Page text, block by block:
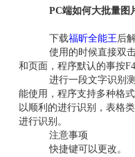
PC端如何大批量图
下载福昕全能王后
使用的时候直接双击打
和页面，程序默认的事按
进行一段文字识别测
能使用，程序支持多种格
以顺利的进行识别，表格
进行识别。
注意事项
快捷键可以更改。